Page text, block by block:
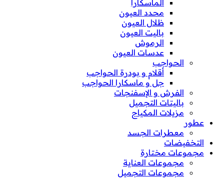
الماسكارا
محدد العيون
ظلال العيون
باليت العيون
الرموش
عدسات العيون
الحواجب
أقلام و بودرة الحواجب
جل و ماسكارا الحواجب
الفرش و الإسفنجات
باليتات التجميل
مزيلات المكياج
عطور
معطرات الجسد
التخفيضات
مجموعات مختارة
مجموعات العناية
مجموعات التجميل